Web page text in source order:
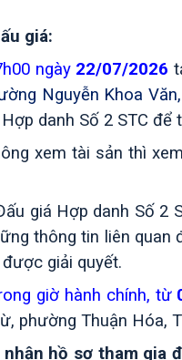
giá:
ngày 22/07/2026
Nguyễn Khoa
danh Số 2 STC để
xem tài sản thì
giá Hợp danh Số 2
thông tin liên quan
giải quyết.
giờ hành chính, từ
phường Thuận Hóa,
hồ sơ tham gia